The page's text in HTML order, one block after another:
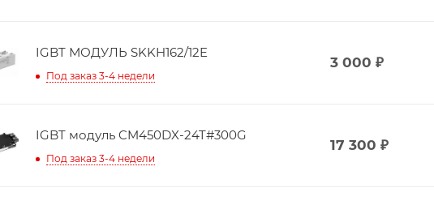
IGBT МОДУЛЬ SKKH162/12E
Под заказ 3-4 недели
3 000 ₽
IGBT модуль CM450DX-24T#300G
Под заказ 3-4 недели
17 300 ₽